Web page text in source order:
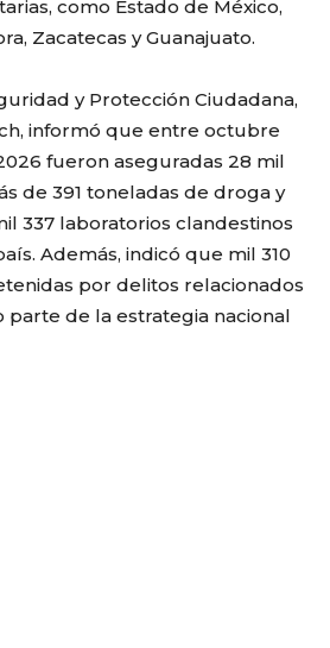
como Estado de México,
Zacatecas y Guanajuato.
y Protección Ciudadana,
, informó que entre octubre
fueron aseguradas 28 mil
de 391 toneladas de droga y
337 laboratorios clandestinos
Además, indicó que mil 310
por delitos relacionados
parte de la estrategia nacional